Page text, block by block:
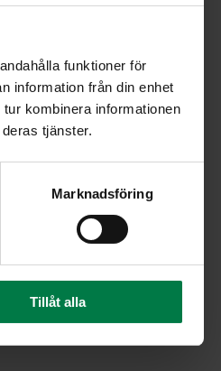
funktioner för
information från din enhet
kombinera informationen
tjänster.
Marknadsföring
Tillåt alla
ja
että soseesta tulee
keiton maku ja lisää
keitä seosta 5 – 10
jos keitto tuntuu liian